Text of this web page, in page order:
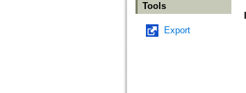
Tools
Export